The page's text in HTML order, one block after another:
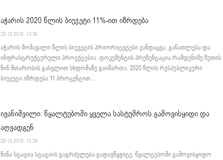
აჭარის 2020 წლის ბიუჯეტი 11%-ით იზრდება
29.10.2019. 13:35
აჭარის მომავალი წლის ბიუჯეტის პრიორიტეტები ჯანდაცვა, განათლება და
ინფრასტრუქტურული პროექტებია. დოკუმენტის პრეზენტაცია რამდენიმე წუთის
წინ მთარობის გასვლით სხდომაზე გაიმართა. 2020 წლის რესპუბლიკური
ბიუჯეტი იზრდება 11 პროცენტით...
ივანიშვილი: წყალტუბოში ყველა სასტუმროს გამოვისყიდი და
აღვადგენ
29.10.2019. 13:29
წინა სტატია სტატიის გაგრძელება გადავწყვიტე, წყალტუბოში გამოვისყიდო